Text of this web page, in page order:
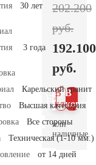
30 лет
3 года
Карельский гранит
Высшая категория
Все стороны
Техническая (1-10 мм.)
от 14 дней
202.200
руб.
192.100
руб.
В
В 1
клик
или
наличные.